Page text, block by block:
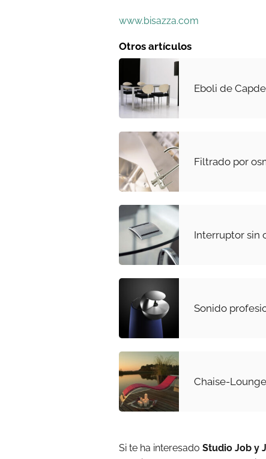
www.bisazza.com
Otros artículos
Eboli de
Filtrado por
Interruptor sin
Sonido
Chaise-
Si te ha interesado Studio Job y